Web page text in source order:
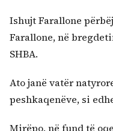
Ishujt Farallone
Farallone, në
SHBA.
Ato janë vatër
peshkaqenëve, si
Mirëpo, në fund të